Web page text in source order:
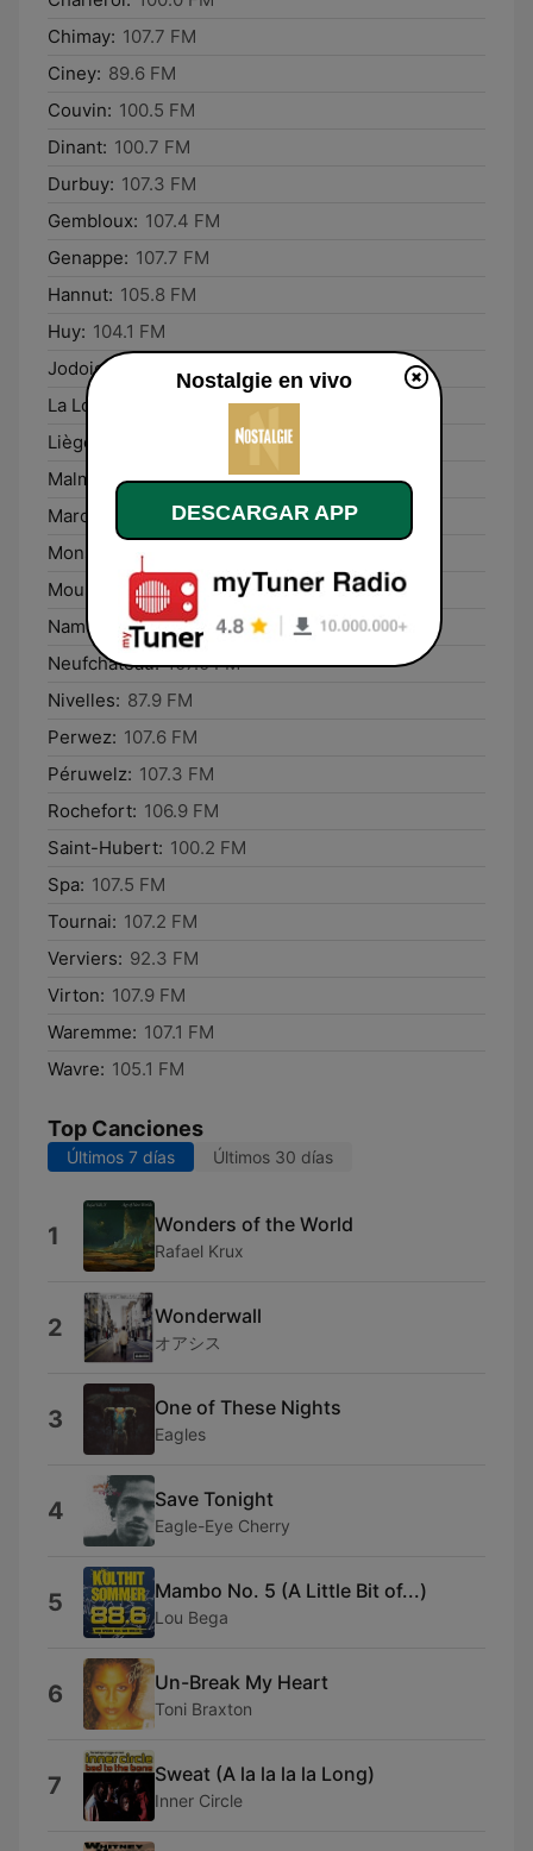
Chimay: 107.7 FM
Ciney: 89.6 FM
Couvin: 100.5 FM
Dinant: 100.7 FM
Durbuy: 107.3 FM
Gembloux: 107.4 FM
Genappe: 107.7 FM
Hannut: 105.8 FM
Huy: 104.1 FM
Jodoigne:
95.1 FM
La Louvière:
Liège:
Malmédy: 90.9 FM
Marche-en-Famenne: 107.9 FM
Mons:
107.5 FM
Mouscron: 100.7 FM
Namur:
100.4 FM
Neufchâteau: 107.0 FM
Nivelles: 87.9 FM
Perwez: 107.6 FM
Péruwelz: 107.3 FM
Rochefort: 106.9 FM
Saint-Hubert: 100.2 FM
Spa: 107.5 FM
Tournai: 107.2 FM
Verviers: 92.3 FM
Virton: 107.9 FM
Waremme: 107.1 FM
Wavre: 105.1 FM
Top Canciones
Últimos 7 días Últimos 30 días
1 Wonders of the World
Rafael Krux
2 Wonderwall
オアシス
3 One of These Nights
Eagles
4 Save Tonight
Eagle-Eye Cherry
5 Mambo No. 5 (A Little Bit of...)
Lou Bega
6 Un-Break My Heart
Toni Braxton
7 Sweat (A la la la la Long)
Inner Circle
Nostalgie en vivo
DESCARGAR APP